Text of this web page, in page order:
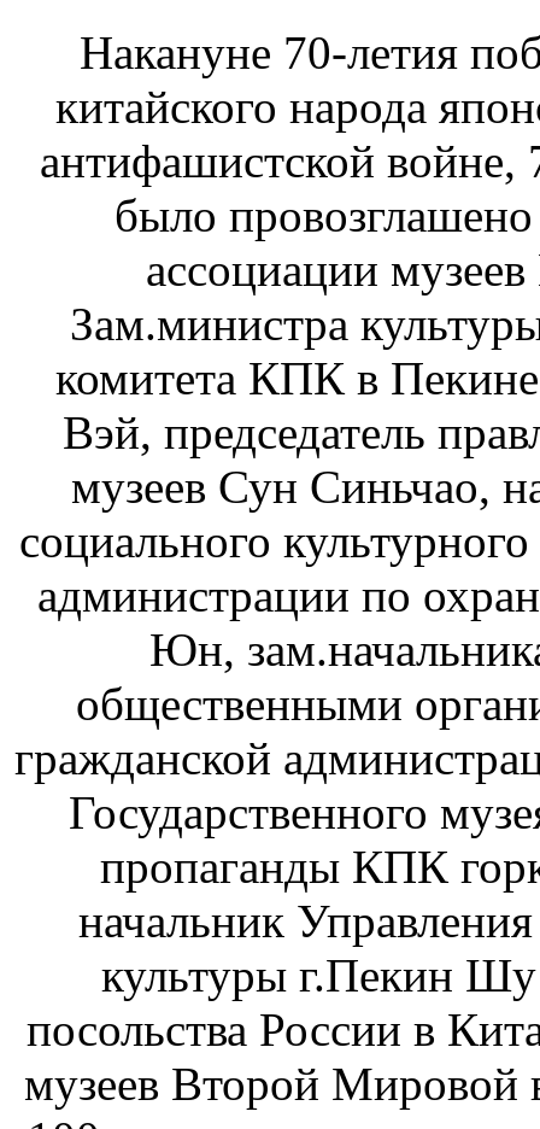
Накануне 70-летия
китайского народа
антифашистской войне,
было
ассоциации
Зам.министра
комитета КПК в
Вэй, председатель
музеев Сун Синьчао,
социального
администрации по
Юн,
общественными
гражданской
Государственного
пропаганды КПК
начальник
культуры г.Пекин
посольства России в
музеев Второй Мировой